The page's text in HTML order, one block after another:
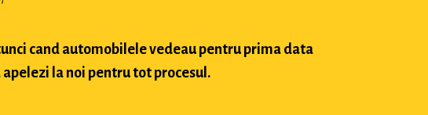
cand automobilele vedeau pentru prima data
la noi pentru tot procesul.